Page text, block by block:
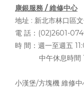
康銀服務 / 維修中心
地址 : 新北市林口區
電 話：(02)2601-
時 間：週一至週五
中午休息時間
小漢堡/方塊機 維修中